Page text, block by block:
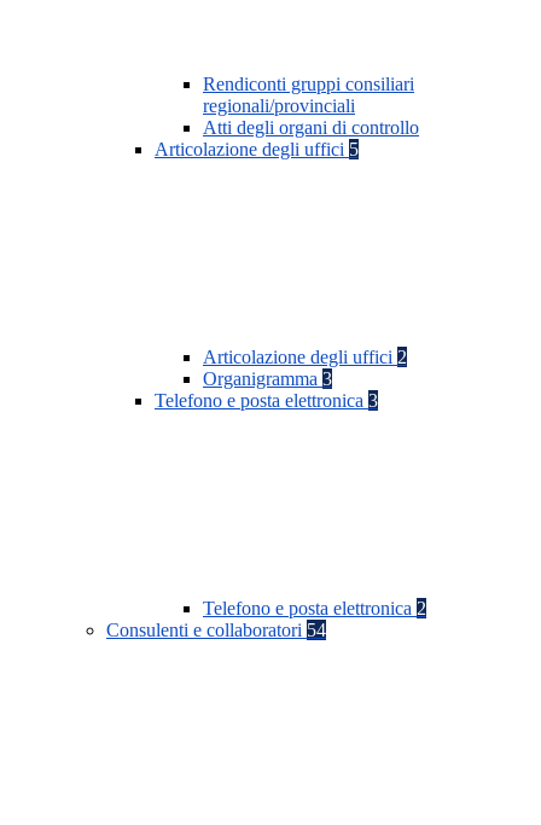
Rendiconti gruppi consiliari
regionali/provinciali
Atti degli organi di controllo
Articolazione degli uffici 5
Articolazione degli uffici 2
Organigramma 3
Telefono e posta elettronica 3
Telefono e posta elettronica 2
Consulenti e collaboratori 54